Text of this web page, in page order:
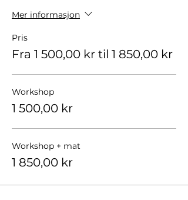
Mer informasjon
Pris
Fra 1 500,00 kr til 1 850,00 kr
Workshop
1 500,00 kr
Workshop + mat
1 850,00 kr